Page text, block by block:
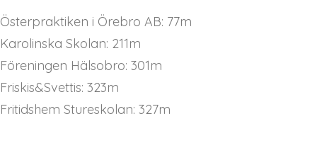
Österpraktiken i Örebro AB: 77m
Karolinska Skolan: 211m
Föreningen Hälsobro: 301m
Friskis&Svettis: 323m
Fritidshem Stureskolan: 327m